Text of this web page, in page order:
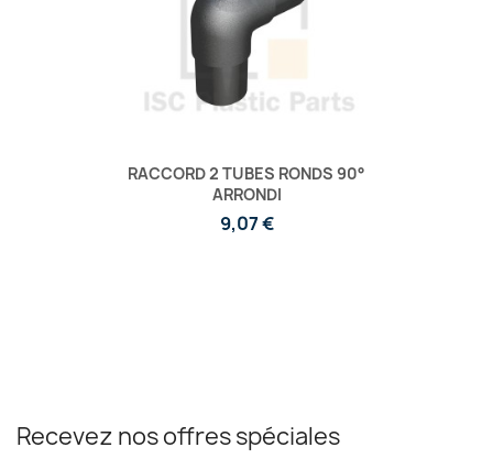
RACCORD 2 TUBES RONDS 90°
ARRONDI
9,07 €
Recevez nos offres spéciales